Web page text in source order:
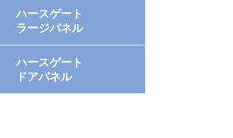
ハースゲート
ラージパネル
ハースゲート
ドアパネル